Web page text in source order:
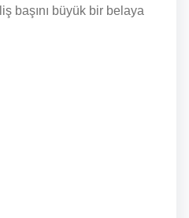
başını büyük bir belaya